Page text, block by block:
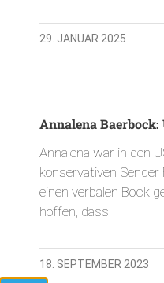
29. JANUAR 2025
Annalena
Annalena war in den
konservativen Sender
einen verbalen Bock
hoffen, dass
18. SEPTEMBER 2023